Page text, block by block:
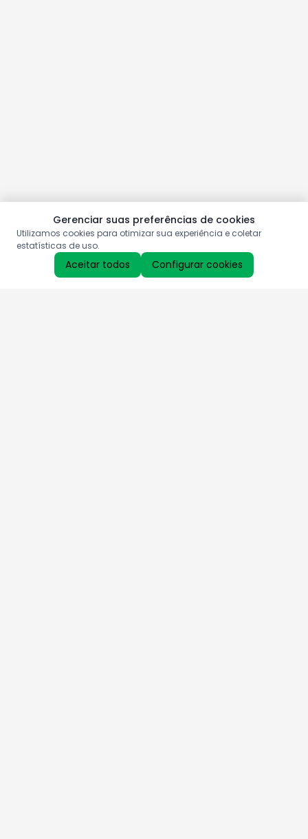
Gerenciar suas preferências de cookies
Utilizamos cookies para otimizar sua experiência e coletar
estatísticas de uso.
Aceitar todos Configurar cookies